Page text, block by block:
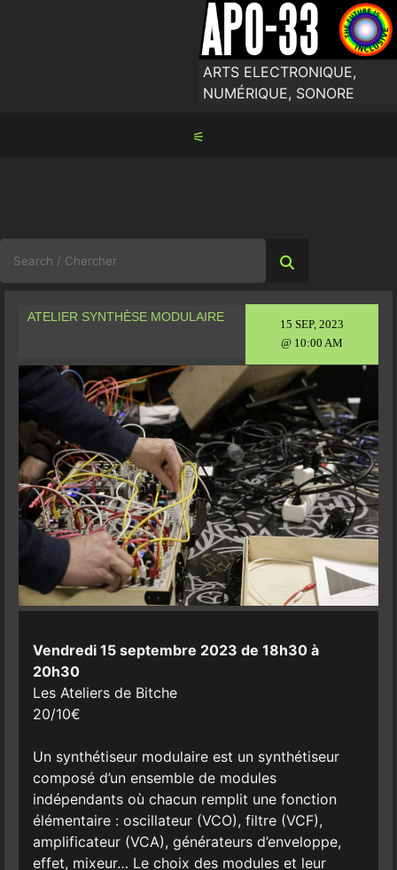
ARTS ELECTRONIQUE,
NUMÉRIQUE, SONORE
⚟
for:
15 SEP, 2023
@ 10:00 AM
ATELIER SYNTHÈSE MODULAIRE
Vendredi 15 septembre 2023 de 18h30 à
20h30
Les Ateliers de Bitche
20/10€
Un synthétiseur modulaire est un synthétiseur
composé d’un ensemble de modules
indépendants où chacun remplit une fonction
élémentaire : oscillateur (VCO), filtre (VCF),
amplificateur (VCA), générateurs d’enveloppe,
effet, mixeur… Le choix des modules et leur